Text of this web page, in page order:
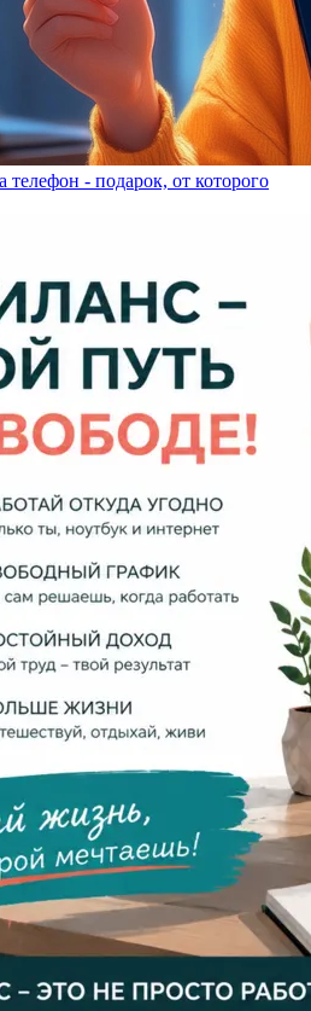
телефон - подарок, от которого